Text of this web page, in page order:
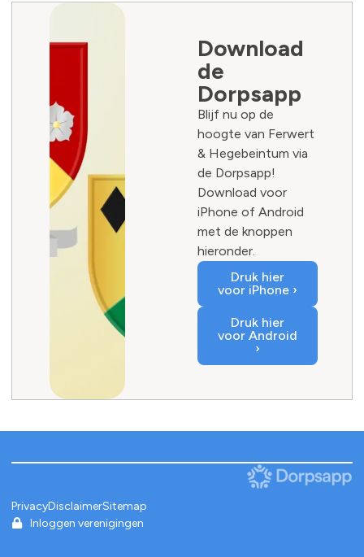
Download
de
Dorpsapp
Blijf nu op de
hoogte van Ferwert
& Hegebeintum via
de Dorpsapp!
Download voor
iPhone of Android
met de knoppen
hieronder.
Druk hier
voor iPhone ›
Druk hier
voor Android
›
PrivacyDisclaimerSitemap
Inloggen verenigingen